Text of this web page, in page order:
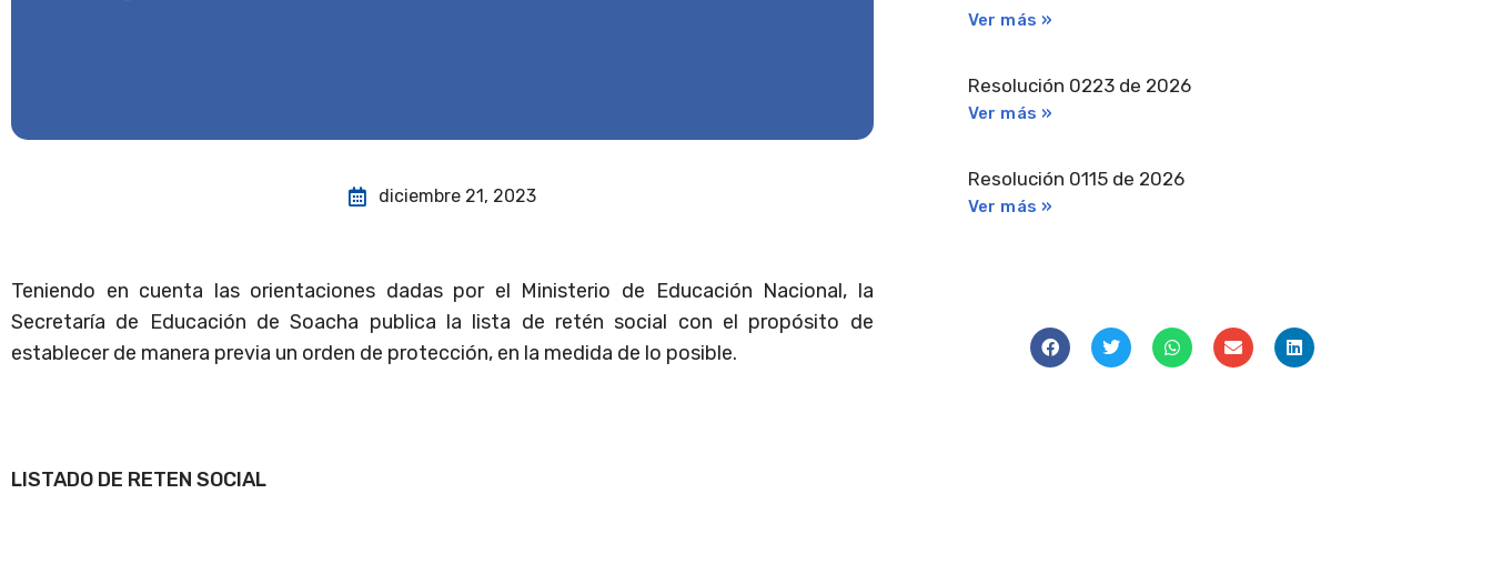
diciembre 21, 2023
Teniendo en cuenta las orientaciones dadas por el Ministerio de Educación Nacional, la
Secretaría de Educación de Soacha publica la lista de retén social con el propósito de
establecer de manera previa un orden de protección, en la medida de lo posible.
LISTADO DE RETEN SOCIAL
Ver más »
Resolución 0223 de 2026
Ver más »
Resolución 0115 de 2026
Ver más »